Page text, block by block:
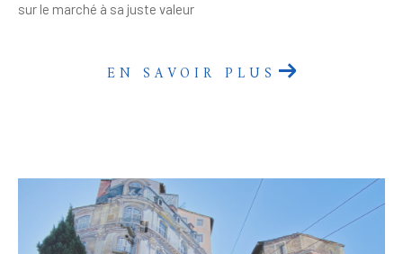
sur le marché à sa juste valeur
EN SAVOIR PLUS